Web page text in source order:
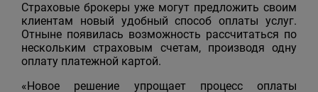
Страховые брокеры уже могут предложить своим
клиентам новый удобный способ оплаты услуг.
Отныне появилась возможность рассчитаться по
нескольким страховым счетам, производя одну
оплату платежной картой.
«Новое решение упрощает процесс оплаты